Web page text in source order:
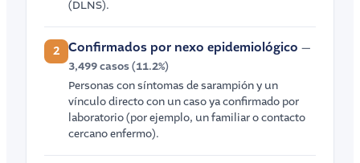
(DLNS).
2 Confirmados por nexo epidemiológico —
3,499 casos (11.2%)
Personas con síntomas de sarampión y un
vínculo directo con un caso ya confirmado por
laboratorio (por ejemplo, un familiar o contacto
cercano enfermo).